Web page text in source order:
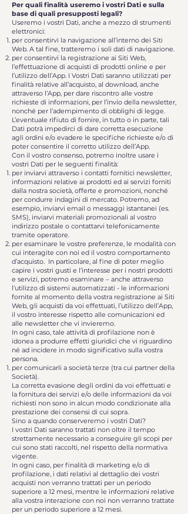
Per quali finalità useremo i vostri Dati e sulla
base di quali presupposti legali?
Useremo i vostri Dati, anche a mezzo di strumenti
elettronici:
per consentirvi la navigazione all’interno dei Siti
Web. A tal fine, tratteremo i soli dati di navigazione.
per consentirvi la registrazione ai Siti Web,
l’effettuazione di acquisti di prodotti online e per
l’utilizzo dell’App. I Vostri Dati saranno utilizzati per
finalità relative all’acquisto, al download, anche
attraverso l’App, per dare riscontro alle vostre
richieste di informazioni, per l’invio della newsletter,
nonché per l’adempimento di obblighi di legge.
L’eventuale rifiuto di fornire, in tutto o in parte, tali
Dati potrà impedirci di dare corretta esecuzione
agli ordini e/o evadere le specifiche richieste e/o di
poter consentire il corretto utilizzo dell’App.
Con il vostro consenso, potremo inoltre usare i
vostri Dati per le seguenti finalità:
per inviarvi attraverso i contatti fornitici newsletter,
informazioni relative ai prodotti ed ai servizi forniti
dalla nostra società, offerte e promozioni, nonché
per condurre indagini di mercato. Potremo, ad
esempio, inviarvi email o messaggi istantanei (es.
SMS), inviarvi materiali promozionali al vostro
indirizzo postale o contattarvi telefonicamente
tramite operatore.
per esaminare le vostre preferenze, le modalità con
cui interagite con noi ed il vostro comportamento
d’acquisto. In particolare, al fine di poter meglio
capire i vostri gusti e l’interesse per i nostri prodotti
e servizi, potremo esaminare – anche attraverso
l’utilizzo di sistemi automatizzati - le informazioni
fornite al momento della vostra registrazione ai Siti
Web, gli acquisti da voi effettuati, l’utilizzo dell’App,
il vostro interesse rispetto alle comunicazioni ed
alle newsletter che vi invieremo.
In ogni caso, tale attività di profilazione non è
idonea a produrre effetti giuridici che vi riguardino
né ad incidere in modo significativo sulla vostra
persona.
per comunicarli a società terze (tra cui partner della
Società).
La corretta evasione degli ordini da voi effettuati e
la fornitura dei servizi e/o delle informazioni da voi
richiesti non sono in alcun modo condizionate alla
prestazione dei consensi di cui sopra.
Sino a quando conserveremo i vostri Dati?
I vostri Dati saranno trattati non oltre il tempo
strettamente necessario a conseguire gli scopi per
cui sono stati raccolti, nel rispetto della normativa
vigente.
In ogni caso, per finalità di marketing e/o di
profilazione, i dati relativi al dettaglio dei vostri
acquisti non verranno trattati per un periodo
superiore a 12 mesi, mentre le informazioni relative
alla vostra interazione con noi non verranno trattate
per un periodo superiore a 12 mesi.